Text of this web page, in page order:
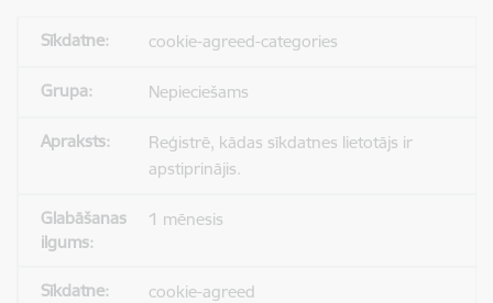
cookie-agreed-categories
Nepieciešams
Reģistrē, kādas sīkdatnes lietotājs ir
apstiprinājis.
1 mēnesis
cookie-agreed